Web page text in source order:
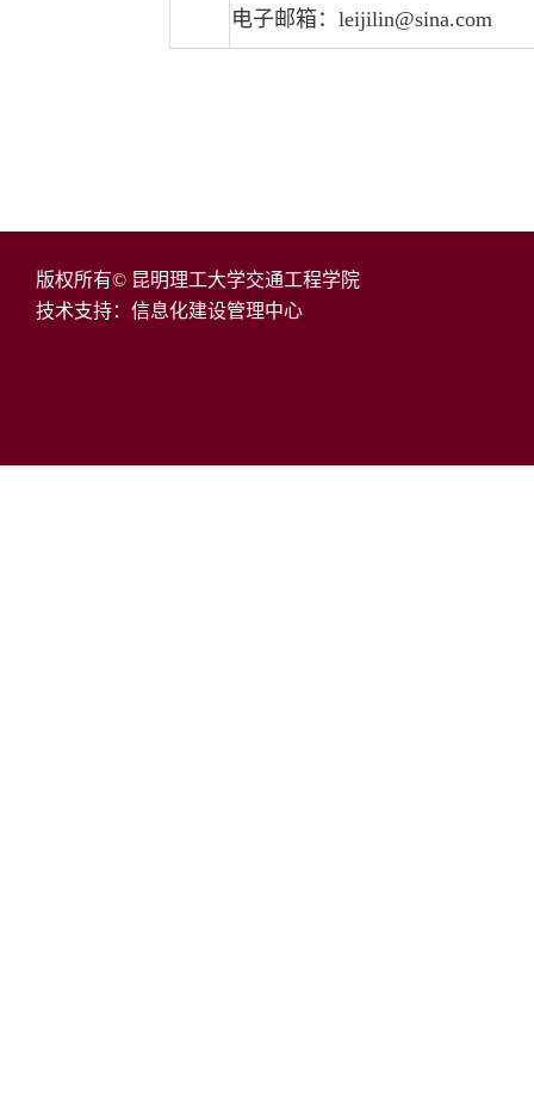
电子邮箱：leijilin@sina.com
版权所有© 昆明理工大学交通工程学院
技术支持：信息化建设管理中心